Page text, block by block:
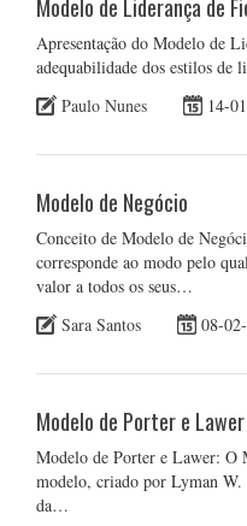
Modelo de Liderança de
Apresentação do Modelo de
adequabilidade dos estilos de
Paulo Nunes
14-
Modelo de Negócio
Conceito de Modelo de
corresponde ao modo pelo
valor a todos os seus…
Sara Santos
08-
Modelo de Porter e Lawer
Modelo de Porter e Lawer: O
modelo, criado por Lyman
da…